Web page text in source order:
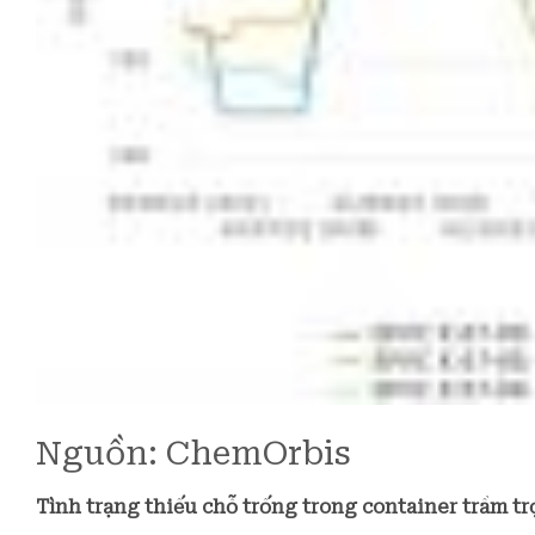
Nguồn: ChemOrbis
Tình trạng thiếu chỗ trống trong container trầm